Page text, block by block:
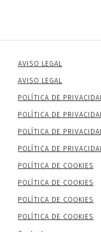
AVISO LEGAL
AVISO LEGAL
POLÍTICA DE
POLÍTICA DE
POLÍTICA DE
POLÍTICA DE
POLÍTICA DE COOKIES
POLÍTICA DE COOKIES
POLÍTICA DE COOKIES
POLÍTICA DE COOKIES